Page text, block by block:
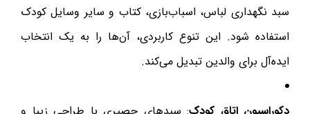
سبد نگهداری لباس، اسباب‌بازی، کتاب و سایر وسایل کودک
استفاده شود. این تنوع کاربردی، آن‌ها را به یک انتخاب
ایده‌آل برای والدین تبدیل می‌کند.